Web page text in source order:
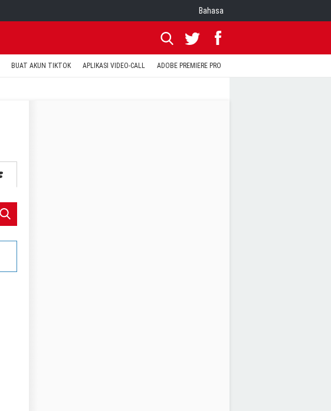
Bahasa
BUAT AKUN TIKTOK APLIKASI VIDEO-CALL ADOBE PREMIERE PRO